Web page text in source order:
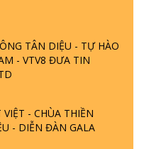
TÂN DIỆU - TỰ HÀO
- VTV8 ĐƯA TIN
- CHÙA THIỀN
- DIỄN ĐÀN GALA